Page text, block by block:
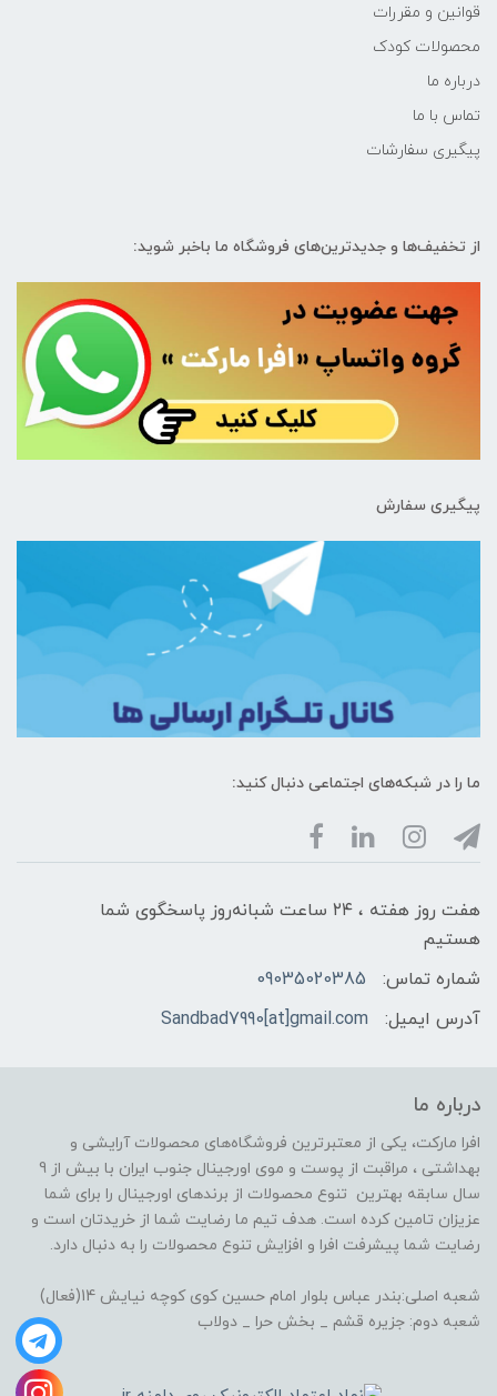
قوانین و مقررات
محصولات کودک
درباره ما
تماس با ما
پیگیری سفارشات
از تخفیف‌ها و جدیدترین‌های فروشگاه ما باخبر شوید:
پیگیری سفارش
ما را در شبکه‌های اجتماعی دنبال کنید:
هفت روز هفته ، ۲۴ ساعت شبانه‌روز پاسخگوی شما
هستیم
شماره تماس:
09035020385
آدرس ایمیل:
Sandbad7990[at]gmail.com
درباره ما
افرا مارکت، یکی از معتبرترین فروشگاه‌های محصولات آرایشی و
بهداشتی ، مراقبت از پوست و موی اورجینال جنوب ایران با بیش از 9
سال سابقه بهترین تنوع محصولات از برندهای اورجینال را برای شما
عزیزان تامین کرده است. هدف تیم ما رضایت شما از خریدتان است و
رضایت شما پیشرفت افرا و افزایش تنوع محصولات را به دنبال دارد.
شعبه اصلی:بندر عباس بلوار امام حسین کوی کوچه نیایش 14(فعال)
شعبه دوم: جزیره قشم _ بخش حرا _ دولاب